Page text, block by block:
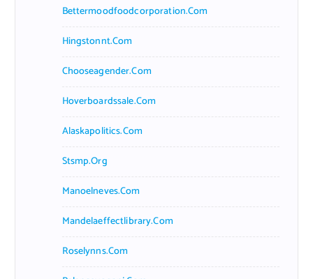
Bettermoodfoodcorporation.com
Hingstonnt.com
Chooseagender.com
Hoverboardssale.com
Alaskapolitics.com
Stsmp.org
Manoelneves.com
Mandelaeffectlibrary.com
Roselynns.com